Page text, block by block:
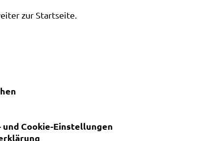
zur Startseite.
und Cookie-Einstellungen